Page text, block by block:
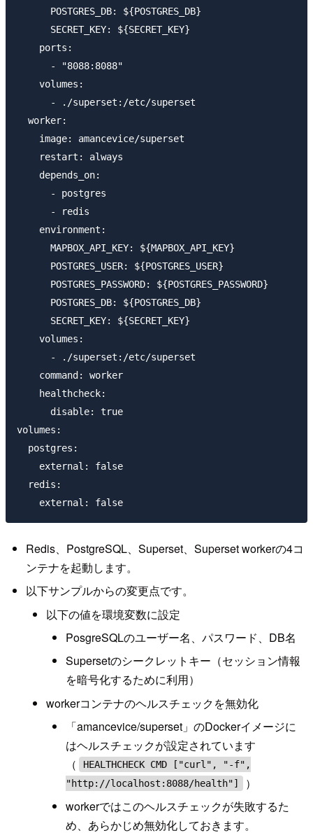
      POSTGRES_DB: ${POSTGRES_DB}
      SECRET_KEY: ${SECRET_KEY}
    ports:
      - "8088:8088"
    volumes:
      - ./superset:/etc/superset
  worker:
    image: amancevice/superset
    restart: always
    depends_on:
      - postgres
      - redis
    environment:
      MAPBOX_API_KEY: ${MAPBOX_API_KEY}
      POSTGRES_USER: ${POSTGRES_USER}
      POSTGRES_PASSWORD: ${POSTGRES_PASSWORD}
      POSTGRES_DB: ${POSTGRES_DB}
      SECRET_KEY: ${SECRET_KEY}
    volumes:
      - ./superset:/etc/superset
    command: worker
    healthcheck:
      disable: true
volumes:
  postgres:
    external: false
  redis:
Redis、PostgreSQL、Superset、Superset workerの4コ
ンテナを起動します。
以下サンプルからの変更点です。
以下の値を環境変数に設定
PosgreSQLのユーザー名、パスワード、DB名
Supersetのシークレットキー（セッション情報
を暗号化するために利用）
workerコンテナのヘルスチェックを無効化
「amancevice/superset」のDockerイメージに
はヘルスチェックが設定されています
（
HEALTHCHECK CMD ["curl", "-f",
"http://localhost:8088/health"]
）
workerではこのヘルスチェックが失敗するた
め、あらかじめ無効化しておきます。